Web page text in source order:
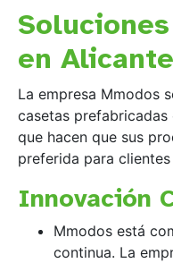
en Alicante
La empresa Mmodos
casetas
que hacen que sus
preferida para
Innovación
Mmodos está
continua. La